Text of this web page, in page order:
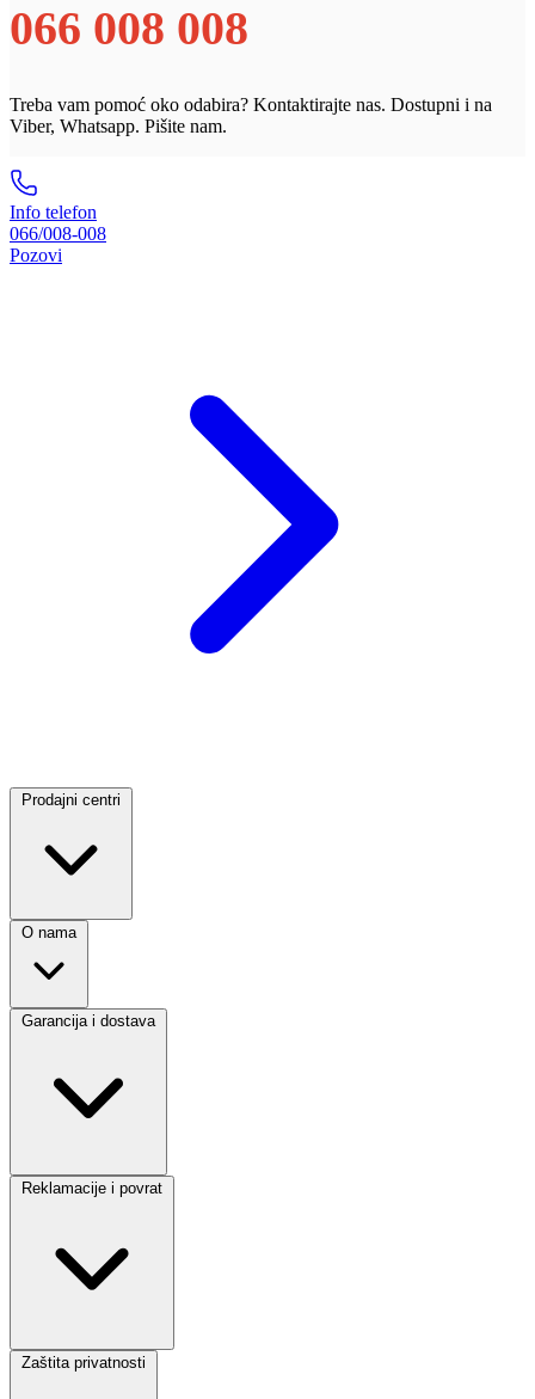
066 008 008
Treba vam pomoć oko odabira? Kontaktirajte nas. Dostupni i na
Viber, Whatsapp. Pišite nam.
Info telefon
066/008-008
Pozovi
Prodajni centri
O nama
Garancija i dostava
Reklamacije i povrat
Zaštita privatnosti